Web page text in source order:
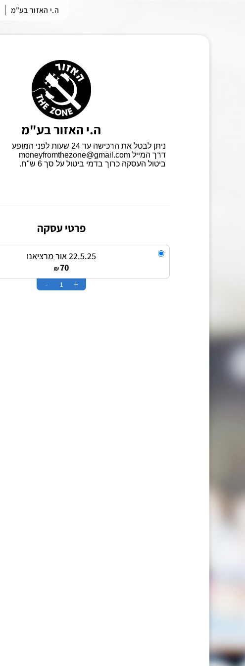
ה.י האזור בע"מ
ה.י האזור בע"מ
פרטי עסקה
22.5.25 אור מרציאנו
70
₪
+
-